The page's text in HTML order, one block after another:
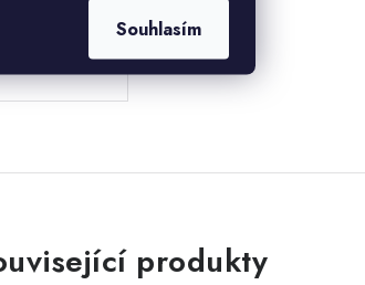
Souhlasím
produkty